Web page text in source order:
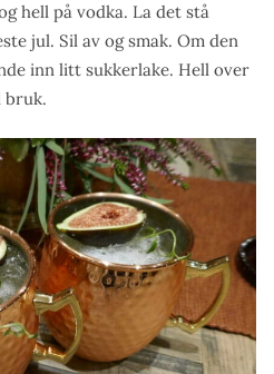
hell på vodka. La det stå
jul. Sil av og smak. Om den
inn litt sukkerlake. Hell over
bruk.